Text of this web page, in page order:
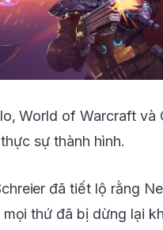
World of Warcraft và
sự thành hình.
đã tiết lộ rằng
thứ đã bị dừng lại